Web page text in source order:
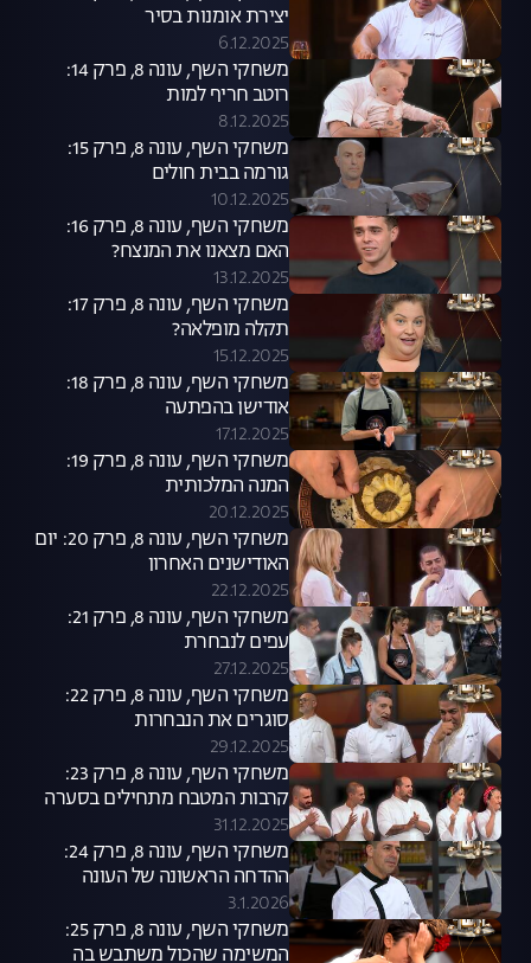
יצירת אומנות בסיר
6.12.2025
משחקי השף, עונה 8, פרק 14:
רוטב חריף למות
8.12.2025
משחקי השף, עונה 8, פרק 15:
גורמה בבית חולים
10.12.2025
משחקי השף, עונה 8, פרק 16:
האם מצאנו את המנצח?
13.12.2025
משחקי השף, עונה 8, פרק 17:
תקלה מופלאה?
15.12.2025
משחקי השף, עונה 8, פרק 18:
אודישן בהפתעה
17.12.2025
משחקי השף, עונה 8, פרק 19:
המנה המלכותית
20.12.2025
משחקי השף, עונה 8, פרק 20: יום
האודישנים האחרון
22.12.2025
משחקי השף, עונה 8, פרק 21:
עפים לנבחרת
27.12.2025
משחקי השף, עונה 8, פרק 22:
סוגרים את הנבחרות
29.12.2025
משחקי השף, עונה 8, פרק 23:
קרבות המטבח מתחילים בסערה
31.12.2025
משחקי השף, עונה 8, פרק 24:
ההדחה הראשונה של העונה
3.1.2026
משחקי השף, עונה 8, פרק 25:
המשימה שהכול משתבש בה